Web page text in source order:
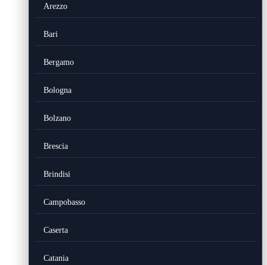
Arezzo
Bari
Bergamo
Bologna
Bolzano
Brescia
Brindisi
Campobasso
Caserta
Catania